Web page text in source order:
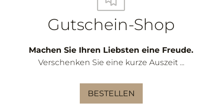
Gutschein-Shop
Machen Sie Ihren Liebsten eine Freude.
Verschenken Sie eine kurze Auszeit ...
BESTELLEN